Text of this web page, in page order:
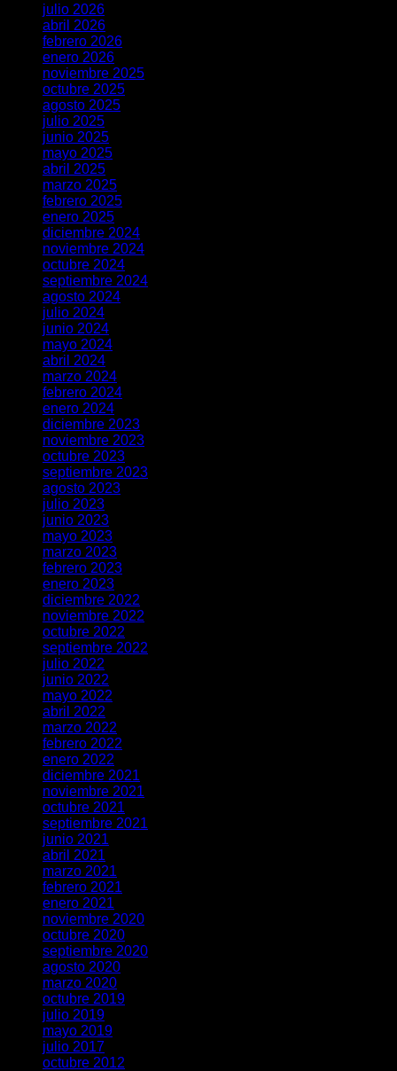
julio 2026
abril 2026
febrero 2026
enero 2026
noviembre 2025
octubre 2025
agosto 2025
julio 2025
junio 2025
mayo 2025
abril 2025
marzo 2025
febrero 2025
enero 2025
diciembre 2024
noviembre 2024
octubre 2024
septiembre 2024
agosto 2024
julio 2024
junio 2024
mayo 2024
abril 2024
marzo 2024
febrero 2024
enero 2024
diciembre 2023
noviembre 2023
octubre 2023
septiembre 2023
agosto 2023
julio 2023
junio 2023
mayo 2023
marzo 2023
febrero 2023
enero 2023
diciembre 2022
noviembre 2022
octubre 2022
septiembre 2022
julio 2022
junio 2022
mayo 2022
abril 2022
marzo 2022
febrero 2022
enero 2022
diciembre 2021
noviembre 2021
octubre 2021
septiembre 2021
junio 2021
abril 2021
marzo 2021
febrero 2021
enero 2021
noviembre 2020
octubre 2020
septiembre 2020
agosto 2020
marzo 2020
octubre 2019
julio 2019
mayo 2019
julio 2017
octubre 2012